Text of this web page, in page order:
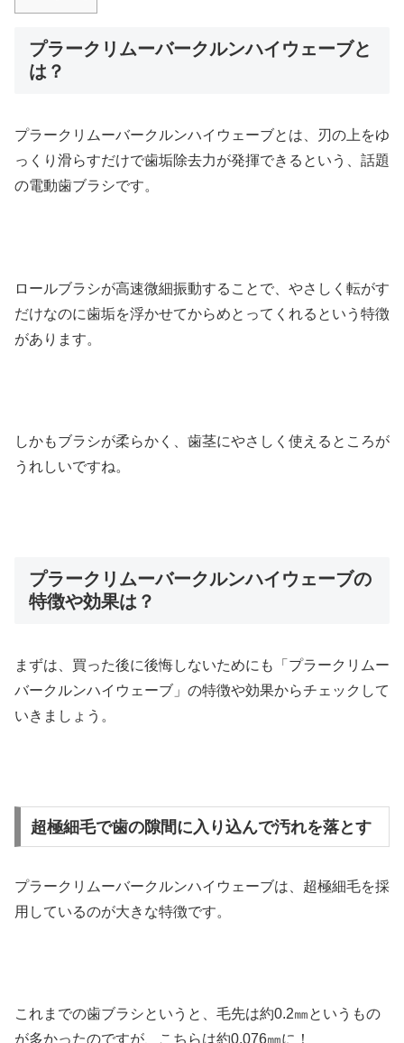
プラークリムーバークルンハイウェーブと
は？
プラークリムーバークルンハイウェーブとは、刃の上をゆ
っくり滑らすだけで歯垢除去力が発揮できるという、話題
の電動歯ブラシです。
ロールブラシが高速微細振動することで、やさしく転がす
だけなのに歯垢を浮かせてからめとってくれるという特徴
があります。
しかもブラシが柔らかく、歯茎にやさしく使えるところが
うれしいですね。
プラークリムーバークルンハイウェーブの
特徴や効果は？
まずは、買った後に後悔しないためにも「プラークリムー
バークルンハイウェーブ」の特徴や効果からチェックして
いきましょう。
超極細毛で歯の隙間に入り込んで汚れを落とす
プラークリムーバークルンハイウェーブは、超極細毛を採
用しているのが大きな特徴です。
これまでの歯ブラシというと、毛先は約0.2㎜というもの
が多かったのですが、こちらは約0.076㎜に！